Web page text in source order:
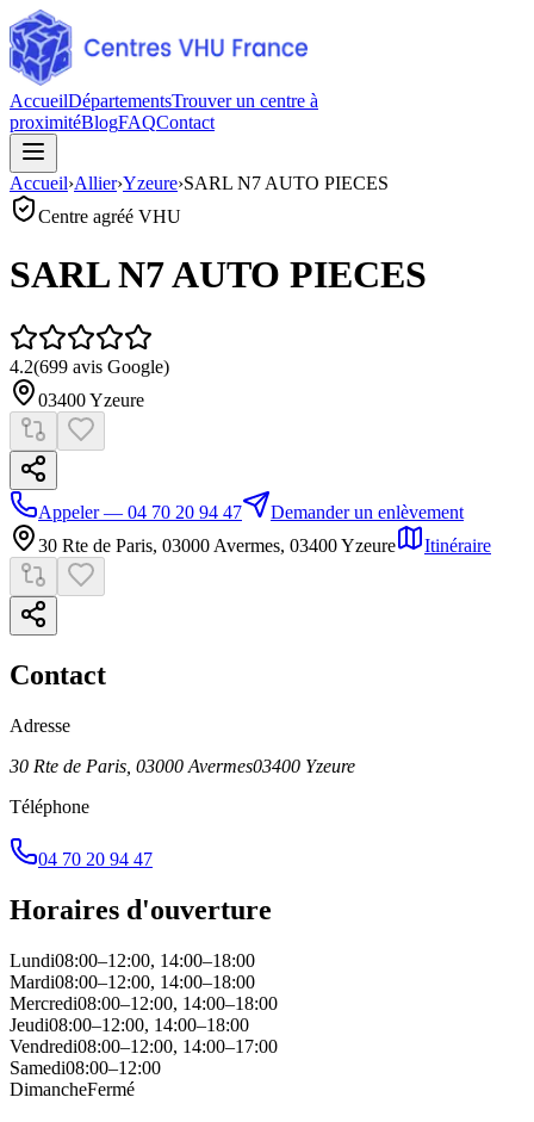
AccueilDépartementsTrouver un centre à
proximitéBlogFAQContact
Accueil›Allier›Yzeure›SARL N7 AUTO PIECES
Centre agréé VHU
SARL N7 AUTO PIECES
4.2(699 avis Google)
03400Yzeure
Appeler — 04 70 20 94 47
Demander un enlèvement
30 Rte de Paris, 03000 Avermes, 03400Yzeure Itinéraire
Contact
Adresse
30 Rte de Paris, 03000 Avermes03400 Yzeure
Téléphone
04 70 20 94 47
Horaires d'ouverture
Lundi08:00–12:00, 14:00–18:00
Mardi08:00–12:00, 14:00–18:00
Mercredi08:00–12:00, 14:00–18:00
Jeudi08:00–12:00, 14:00–18:00
Vendredi08:00–12:00, 14:00–17:00
Samedi08:00–12:00
DimancheFermé